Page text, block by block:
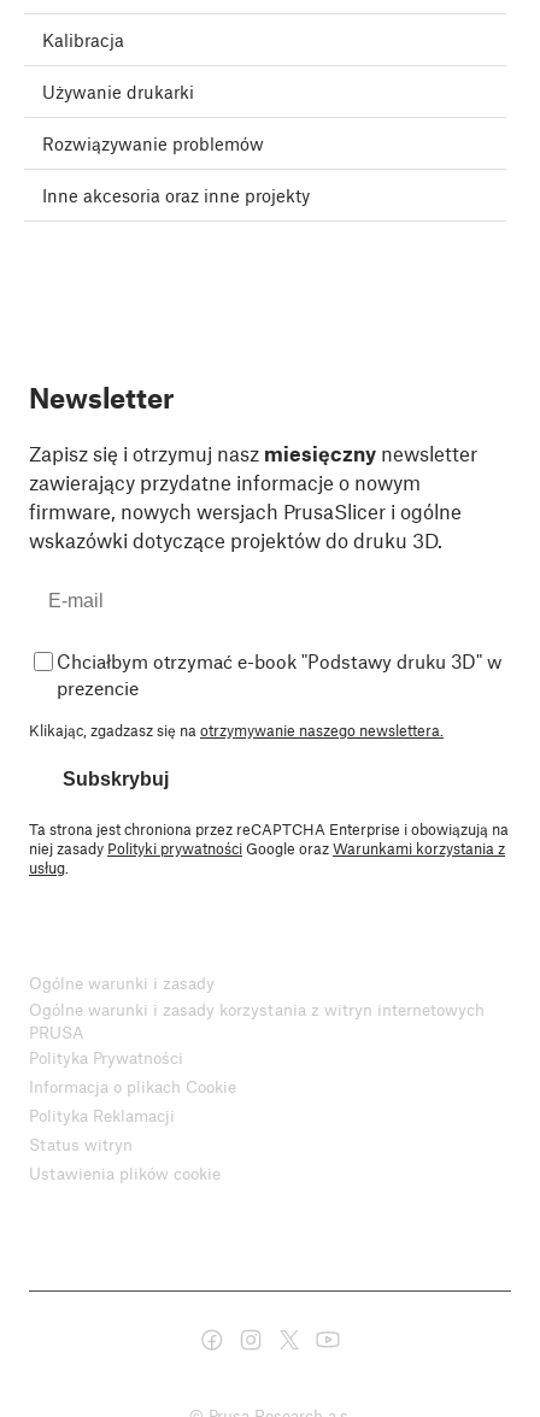
Kalibracja
Używanie drukarki
Rozwiązywanie problemów
Inne akcesoria oraz inne projekty
Newsletter
Zapisz się i otrzymuj nasz miesięczny newsletter
zawierający przydatne informacje o nowym
firmware, nowych wersjach PrusaSlicer i ogólne
wskazówki dotyczące projektów do druku 3D.
Chciałbym otrzymać e-book "Podstawy druku 3D" w
prezencie
Klikając, zgadzasz się na otrzymywanie naszego newslettera.
Subskrybuj
Ta strona jest chroniona przez reCAPTCHA Enterprise i obowiązują na
niej zasady Polityki prywatnościGoogle orazWarunkami korzystania z
usług
Ogólne warunki i zasady
Ogólne warunki i zasady korzystania z witryn internetowych
PRUSA
Polityka Prywatności
Informacja o plikach Cookie
Polityka Reklamacji
Status witryn
Ustawienia plików cookie